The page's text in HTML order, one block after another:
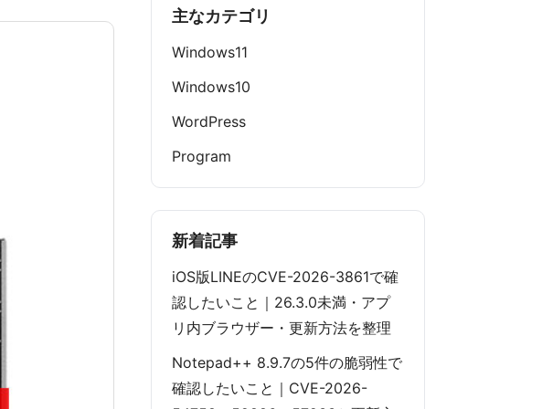
主なカテゴリ
Windows11
Windows10
WordPress
Program
新着記事
iOS版LINEのCVE-2026-3861で確
認したいこと｜26.3.0未満・アプ
リ内ブラウザー・更新方法を整理
Notepad++ 8.9.7の5件の脆弱性で
確認したいこと｜CVE-2026-